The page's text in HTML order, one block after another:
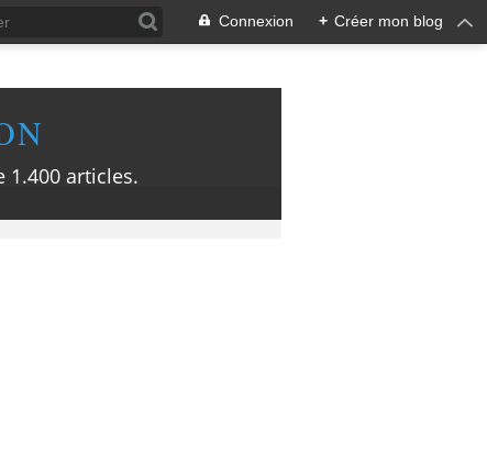
Connexion + Créer mon blog
1.400 articles.